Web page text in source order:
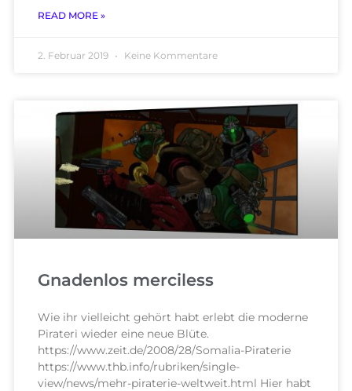
READ MORE »
2. Februar 2019 Keine Kommentare
Gnadenlos merciless
Wie ihr vielleicht gehört habt erlebt die moderne
Pirateri wieder eine neue Blüte.
https://www.zeit.de/2008/28/Somalia-Piraterie
https://www.thb.info/rubriken/single-
view/news/mehr-piraterie-weltweit.html Hier habt